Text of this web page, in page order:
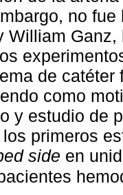
no
William
de
como
y estudio de
primeros
side en